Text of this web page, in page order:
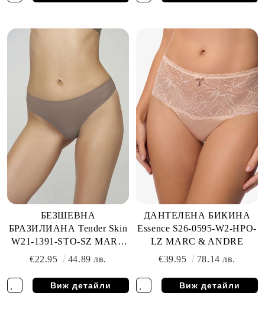
БЕЗШЕВНА
БРАЗИЛИАНА Tender Skin
W21-1391-STO-SZ MARC
& ANDRE
€22.95 44.89 лв.
Виж детайли
ДАНТЕЛЕНА БИКИНА
Essence S26-0595-W2-HPO-
LZ MARC & ANDRE
€39.95
78.14 лв.
Виж детайли